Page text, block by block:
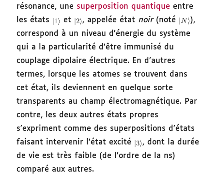
résonance, une superposition quantique entre
les états
et , appelée état noir(noté
),
correspond à un niveau d’énergie du système
qui a la particularité d’être immunisé du
couplage dipolaire électrique. En d’autres
termes, lorsque les atomes se trouvent dans
cet état, ils deviennent en quelque sorte
transparents au champ électromagnétique. Par
contre, les deux autres états propres
s’expriment comme des superpositions d’états
faisant intervenir l’état excité
, dont la durée
de vie est très faible (de l’ordre de la ns)
comparé aux autres.